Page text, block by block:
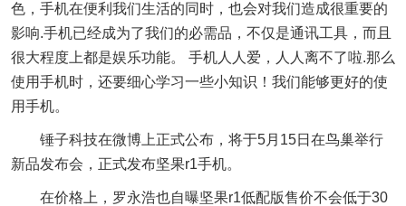
色，手机在便利我们生活的同时，也会对我们造成很重要的
影响.手机已经成为了我们的必需品，不仅是通讯工具，而且
很大程度上都是娱乐功能。 手机人人爱，人人离不了啦.那么
使用手机时，还要细心学习一些小知识！我们能够更好的使
用手机。
锤子科技在微博上正式公布，将于5月15日在鸟巢举行
新品发布会，正式发布坚果r1手机。
在价格上，罗永浩也自曝坚果r1低配版售价不会低于30